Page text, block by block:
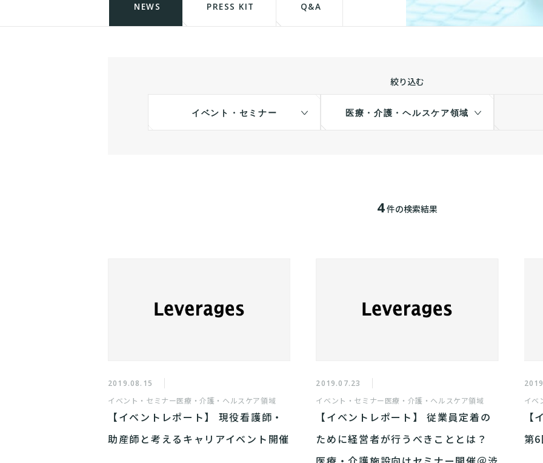
NEWS PRESS KIT Q&A
絞り込む
イベント・セミナー 医療・介護・ヘルスケア領域
4件の検索結果
2019.08.15
イベント・セミナー医療・介護・ヘルスケア領域
【イベントレポート】 現役看護師・
助産師と考えるキャリアイベント開催
2019.07.23
イベント・セミナー医療・介護・ヘルスケア領域
【イベントレポート】 従業員定着の
ために経営者が行うべきこととは？
イベ
第